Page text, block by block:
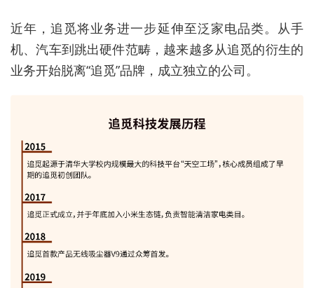
近年，追觅将业务进一步延伸至泛家电品类。从手
机、汽车到跳出硬件范畴，越来越多从追觅的衍生的
业务开始脱离“追觅”品牌，成立独立的公司。